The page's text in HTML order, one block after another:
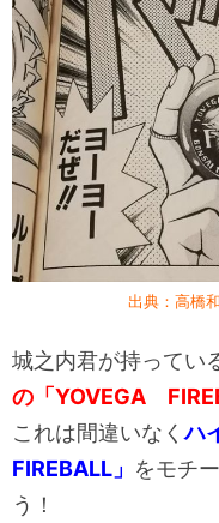
出典：高橋
城之内君が持ってい
の「YOVEGA
これは間違いなくハ
FIREBALL」 をモチ
う！